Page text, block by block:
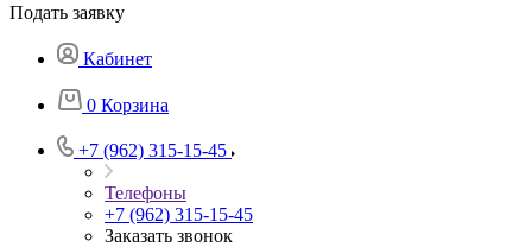
Подать заявку
Кабинет
0 Корзина
+7 (962) 315-15-45
Телефоны
+7 (962) 315-15-45
Заказать звонок